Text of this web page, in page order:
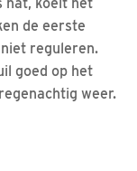
de eerste
reguleren.
goed op het
weer.